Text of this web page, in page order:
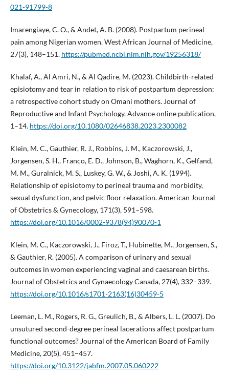
021-91799-8
Imarengiaye, C. O., & Andet, A. B. (2008). Postpartum perineal
pain among Nigerian women. West African Journal of Medicine,
27(3), 148–151. https://pubmed.ncbi.nlm.nih.gov/19256318/
Khalaf, A., Al Amri, N., & Al Qadire, M. (2023). Childbirth-related
episiotomy and tear in relation to risk of postpartum depression:
a retrospective cohort study on Omani mothers. Journal of
Reproductive and Infant Psychology, Advance online publication,
1–14. https://doi.org/10.1080/02646838.2023.2300082
Klein, M. C., Gauthier, R. J., Robbins, J. M., Kaczorowski, J.,
Jorgensen, S. H., Franco, E. D., Johnson, B., Waghorn, K., Gelfand,
M. M., Guralnick, M. S., Luskey, G. W., & Joshi, A. K. (1994).
Relationship of episiotomy to perineal trauma and morbidity,
sexual dysfunction, and pelvic floor relaxation. American Journal
of Obstetrics & Gynecology, 171(3), 591–598.
https://doi.org/10.1016/0002-9378(94)90070-1
Klein, M. C., Kaczorowski, J., Firoz, T., Hubinette, M., Jorgensen, S.,
& Gauthier, R. (2005). A comparison of urinary and sexual
outcomes in women experiencing vaginal and caesarean births.
Journal of Obstetrics and Gynaecology Canada, 27(4), 332–339.
https://doi.org/10.1016/s1701-2163(16)30459-5
Leeman, L. M., Rogers, R. G., Greulich, B., & Albers, L. L. (2007). Do
unsutured second-degree perineal lacerations affect postpartum
functional outcomes? Journal of the American Board of Family
Medicine, 20(5), 451–457.
https://doi.org/10.3122/jabfm.2007.05.060222